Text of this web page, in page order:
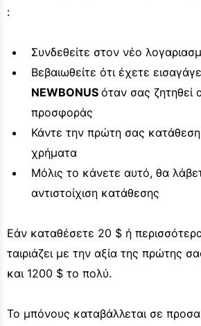
:
Συνδεθείτε στον νέο
Βεβαιωθείτε ότι έχετε
NEWBONUS όταν σας ζητηθεί
προσφοράς
Κάντε την πρώτη σας
χρήματα
Μόλις το κάνετε αυτό, θα
αντιστοίχιση κατάθεσης
Εάν καταθέσετε 20 $ ή
ταιριάζει με την αξία της πρώτης
και 1200 $ το πολύ.
Το μπόνους καταβάλλεται σε